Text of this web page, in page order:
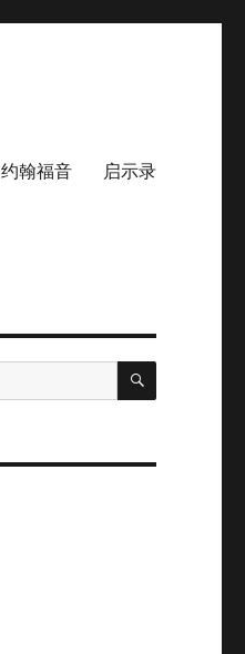
约翰福音 启示录
SEARCH